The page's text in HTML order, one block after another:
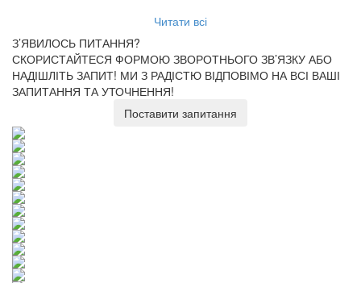
Читати всі
З’ЯВИЛОСЬ ПИТАННЯ?
СКОРИСТАЙТЕСЯ ФОРМОЮ ЗВОРОТНЬОГО ЗВ’ЯЗКУ АБО
НАДІШЛІТЬ ЗАПИТ! МИ З РАДІСТЮ ВІДПОВІМО НА ВСІ ВАШІ
ЗАПИТАННЯ ТА УТОЧНЕННЯ!
Поставити запитання